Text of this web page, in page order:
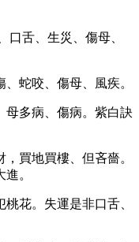
口舌、生災、傷母、
蛇咬、傷母、風疾。
母多病、傷病。紫白訣
買地買樓、但吝嗇。
。
花。失運是非口舌、